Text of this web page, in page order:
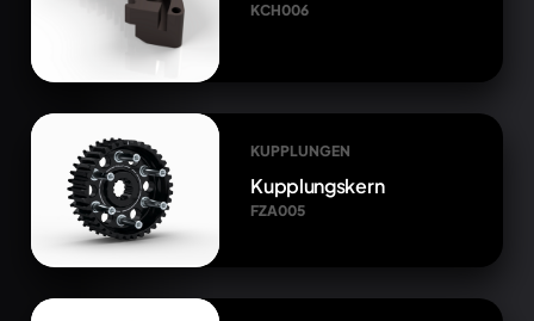
KCH006
KUPPLUNGEN
Kupplungskern
FZA005